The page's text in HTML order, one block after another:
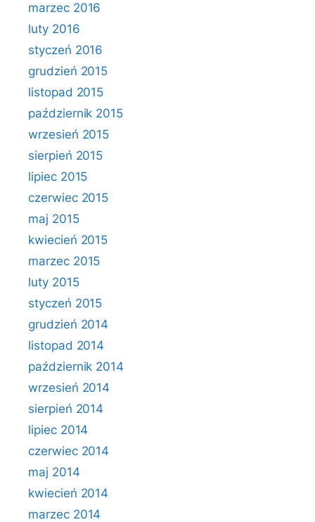
marzec 2016
luty 2016
styczeń 2016
grudzień 2015
listopad 2015
październik 2015
wrzesień 2015
sierpień 2015
lipiec 2015
czerwiec 2015
maj 2015
kwiecień 2015
marzec 2015
luty 2015
styczeń 2015
grudzień 2014
listopad 2014
październik 2014
wrzesień 2014
sierpień 2014
lipiec 2014
czerwiec 2014
maj 2014
kwiecień 2014
marzec 2014